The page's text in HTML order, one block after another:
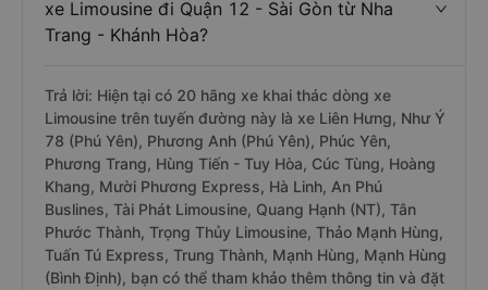
xe Limousine đi Quận 12 - Sài Gòn từ Nha
Trang - Khánh Hòa?
Trả lời: Hiện tại có 20 hãng xe khai thác dòng xe
Limousine trên tuyến đường này là xe Liên Hưng, Như Ý
78 (Phú Yên), Phương Anh (Phú Yên), Phúc Yên,
Phương Trang, Hùng Tiến - Tuy Hòa, Cúc Tùng, Hoàng
Khang, Mười Phương Express, Hà Linh, An Phú
Buslines, Tài Phát Limousine, Quang Hạnh (NT), Tân
Phước Thành, Trọng Thủy Limousine, Thảo Mạnh Hùng,
Tuấn Tú Express, Trung Thành, Mạnh Hùng, Mạnh Hùng
(Bình Định), bạn có thể tham khảo thêm thông tin và đặt